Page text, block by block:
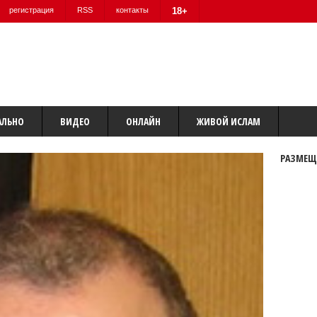
регистрация RSS контакты 18+
ВИДЕО ОНЛАЙН ЖИВОЙ ИСЛАМ